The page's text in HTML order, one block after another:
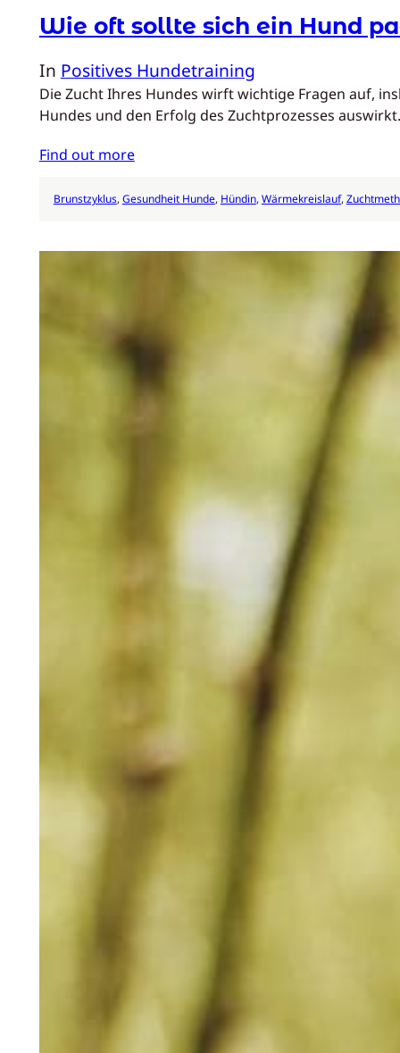
Wie oft sollte sich ein Hund
In Positives Hundetraining
Die Zucht Ihres Hundes wirft wichtige Fragen auf,
Hundes und den Erfolg des Zuchtprozesses
Find out more
Brunstzyklus, Gesundheit Hunde, Hündin, Wärmekreislauf,